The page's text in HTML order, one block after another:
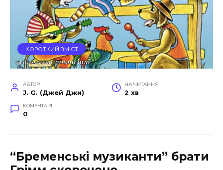
КОРОТКИЙ ЗМІСТ
АВТОР
J. G. (Джей Джи)
НА ЧИТАННЯ
2 хв
КОМЕНТАРІ
0
“Бременські музиканти” брати